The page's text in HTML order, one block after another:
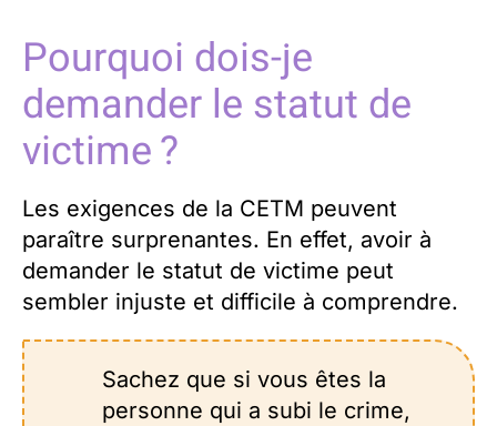
Pourquoi dois-je
demander le statut de
victime ?
Les exigences de la CETM peuvent
paraître surprenantes. En effet, avoir à
demander le statut de victime peut
sembler injuste et difficile à comprendre.
Sachez que si vous êtes la
personne qui a subi le crime,